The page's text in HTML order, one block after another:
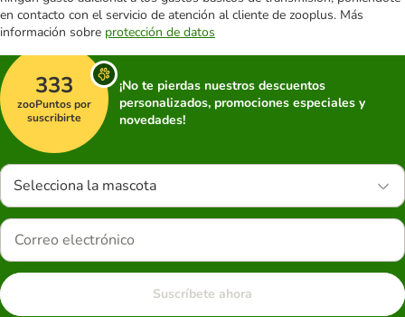
en contacto con el servicio de atención al cliente de zooplus. Más
información sobre protección de datos
333
zooPuntos por
suscribirte
¡No te pierdas nuestros descuentos
personalizados, promociones especiales y
novedades!
Selecciona la mascota
Suscríbete ahora